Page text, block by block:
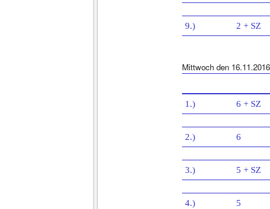
9.) 2 + SZ
Mittwoch den 16.11.2016
1.) 6 + SZ
2.) 6
3.) 5 + SZ
4.) 5